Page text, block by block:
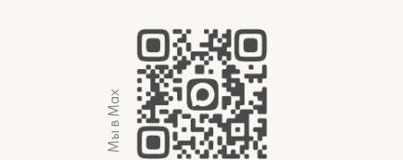
Мы в Max